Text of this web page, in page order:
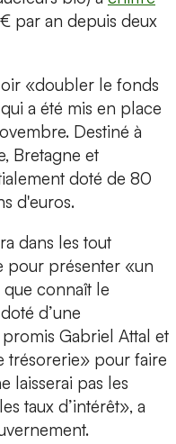
par an depuis deux
«doubler le fonds
a été mis en place
Destiné à
Bretagne et
doté de 80
d'euros.
dans les tout
pour présenter «un
connaît le
d’une
Gabriel Attal et
trésorerie» pour faire
laisserai pas les
taux d’intérêt», a